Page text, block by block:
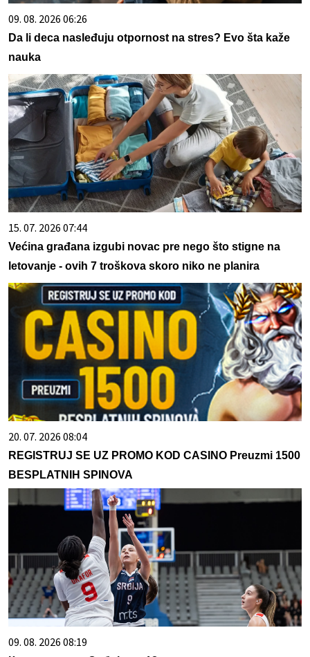
09. 08. 2026 06:26
Da li deca nasleđuju otpornost na stres? Evo šta kaže
nauka
15. 07. 2026 07:44
Većina građana izgubi novac pre nego što stigne na
letovanje - ovih 7 troškova skoro niko ne planira
20. 07. 2026 08:04
REGISTRUJ SE UZ PROMO KOD CASINO Preuzmi 1500
BESPLATNIH SPINOVA
09. 08. 2026 08:19